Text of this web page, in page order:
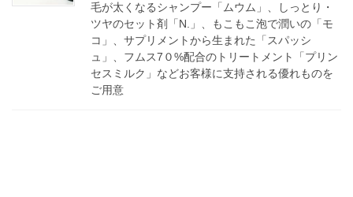
毛が太くなるシャンプー「ムウム」、しっとり・
ツヤのセット剤「N.」、もこもこ泡で潤いの「モ
コ」、サプリメントから生まれた「スパッシ
ュ」、フムス7０%配合のトリートメント「プリン
セスミルク」などお客様に支持される優れものを
ご用意